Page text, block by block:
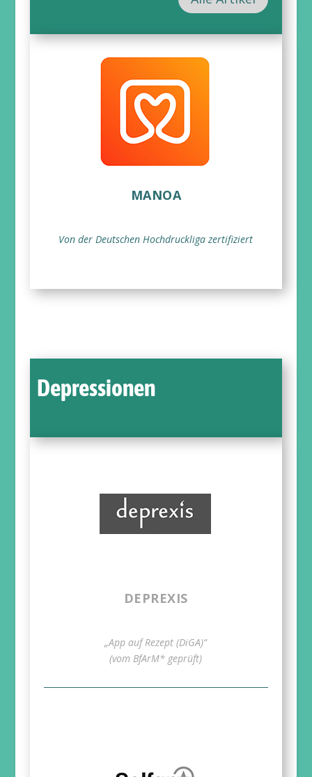
MANOA
Von der Deutschen Hochdruckliga zertifiziert
Depressionen
DEPREXIS
„App auf Rezept (DiGA)“
(vom BfArM* geprüft)